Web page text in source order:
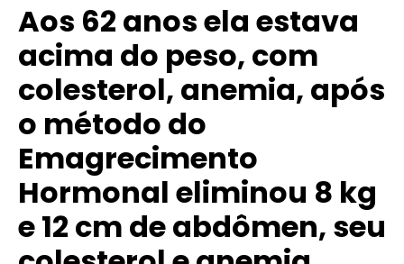
Aos 62 anos ela estava
acima do peso, com
colesterol, anemia, após
o método do
Emagrecimento
Hormonal eliminou 8 kg
e 12 cm de abdômen, seu